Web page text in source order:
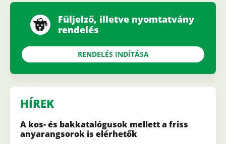
Füljelző, illetve nyomtatvány
rendelés
RENDELÉS INDÍTÁSA
HÍREK
A kos- és bakkatalógusok mellett a friss
anyarangsorok is elérhetők